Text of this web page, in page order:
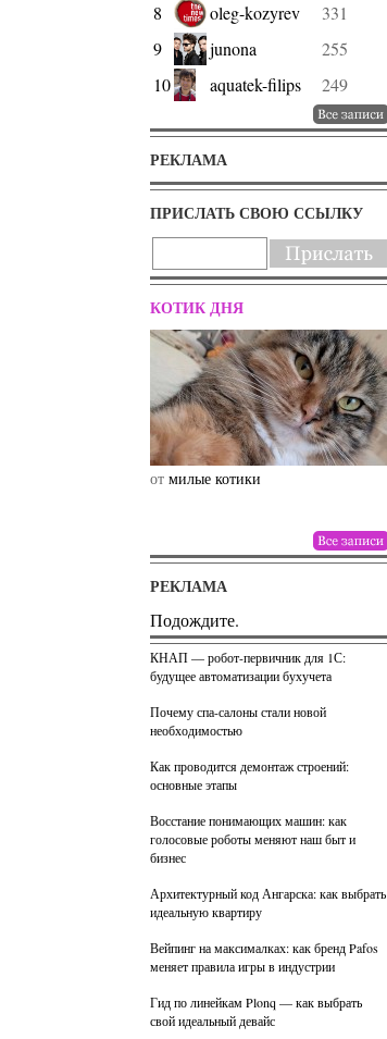
8
oleg-kozyrev
331
9
junona
255
10
aquatek-filips 249
РЕКЛАМА
ПРИСЛАТЬ СВОЮ ССЫЛКУ
КОТИК ДНЯ
отмилые котики
РЕКЛАМА
Подождите.
КНАП — робот-первичник для 1С:
будущее автоматизации бухучета
Почему спа-салоны стали новой
необходимостью
Как проводится демонтаж строений:
основные этапы
Восстание понимающих машин: как
голосовые роботы меняют наш быт и
бизнес
Архитектурный код Ангарска: как выбрать
идеальную квартиру
Вейпинг на максималках: как бренд Pafos
меняет правила игры в индустрии
Гид по линейкам Plonq — как выбрать
свой идеальный девайс